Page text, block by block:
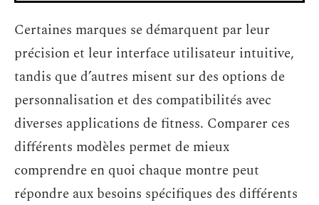
Certaines marques se démarquent par leur
précision et leur interface utilisateur intuitive,
tandis que d’autres misent sur des options de
personnalisation et des compatibilités avec
diverses applications de fitness. Comparer ces
différents modèles permet de mieux
comprendre en quoi chaque montre peut
répondre aux besoins spécifiques des différents